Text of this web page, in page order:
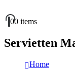
00 items
Servietten
Home